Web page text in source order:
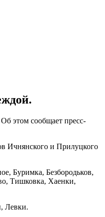
этом сообщает пресс-
Ичнянского и Прилуцкого
Буримка, Безбородьков,
Тишковка, Хаенки,
Левки.